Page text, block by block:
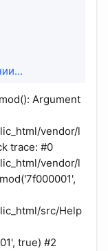
Argument
vendor/l
trace: #0
vendor/l
src/Help
true) #2